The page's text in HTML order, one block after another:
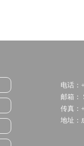
电话：
邮箱：
传真：
地址：